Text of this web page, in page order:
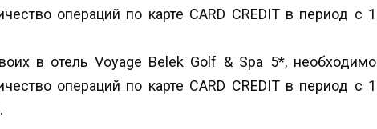
операций по карте CARD CREDIT в период с 1
в отель Voyage Belek Golf & Spa 5*, необходимо
операций по карте CARD CREDIT в период с 1